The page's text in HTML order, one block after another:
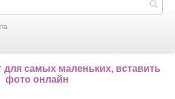
для самых маленьких, вставить
фото онлайн